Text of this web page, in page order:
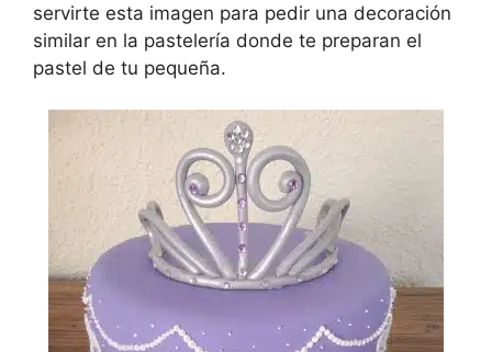
servirte esta imagen para pedir una decoración
similar en la pastelería donde te preparan el
pastel de tu pequeña.